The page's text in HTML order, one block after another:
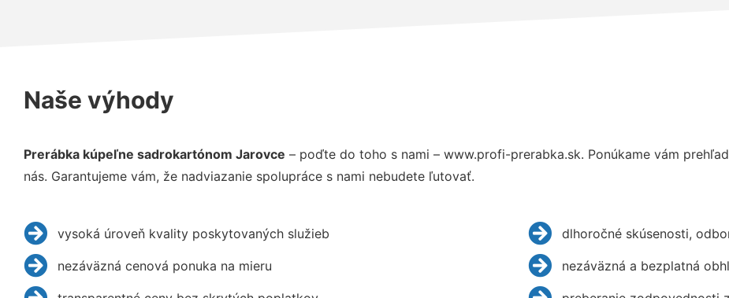
Naše výhody
Prerábka kúpeľne sadrokartónom Jarovce – poďte do toho s nami – www.profi-prerabka.sk. Ponúkame vám
nás. Garantujeme vám, že nadviazanie spolupráce s nami nebudete ľutovať.
vysoká úroveň kvality poskytovaných služieb
nezáväzná cenová ponuka na mieru
dlhoročné skúsenosti,
nezáväzná a bezplatná